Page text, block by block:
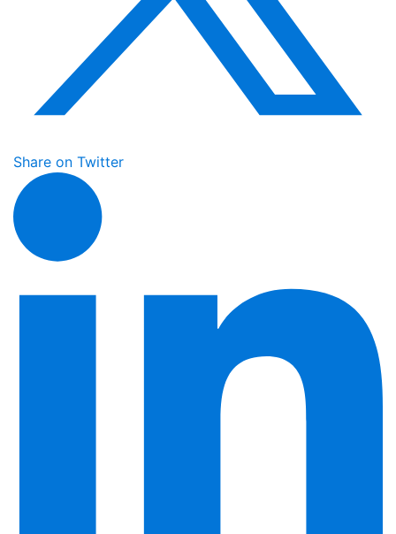
Share on Twitter